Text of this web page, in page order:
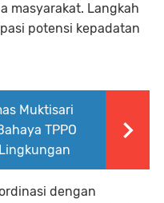
masyarakat. Langkah
potensi kepadatan
Muktisari
TPPO
dengan